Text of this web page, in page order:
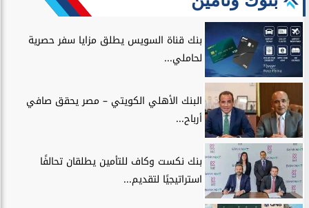
بنك قناة السويس يطلق مزايا سفر حصرية
لحاملي...
البنك الأهلي الكويتي – مصر يحقق صافي
أرباح...
بنك نكست وكاف للتأمين يطلقان تحالفًا
استراتيجيًا لتقديم...